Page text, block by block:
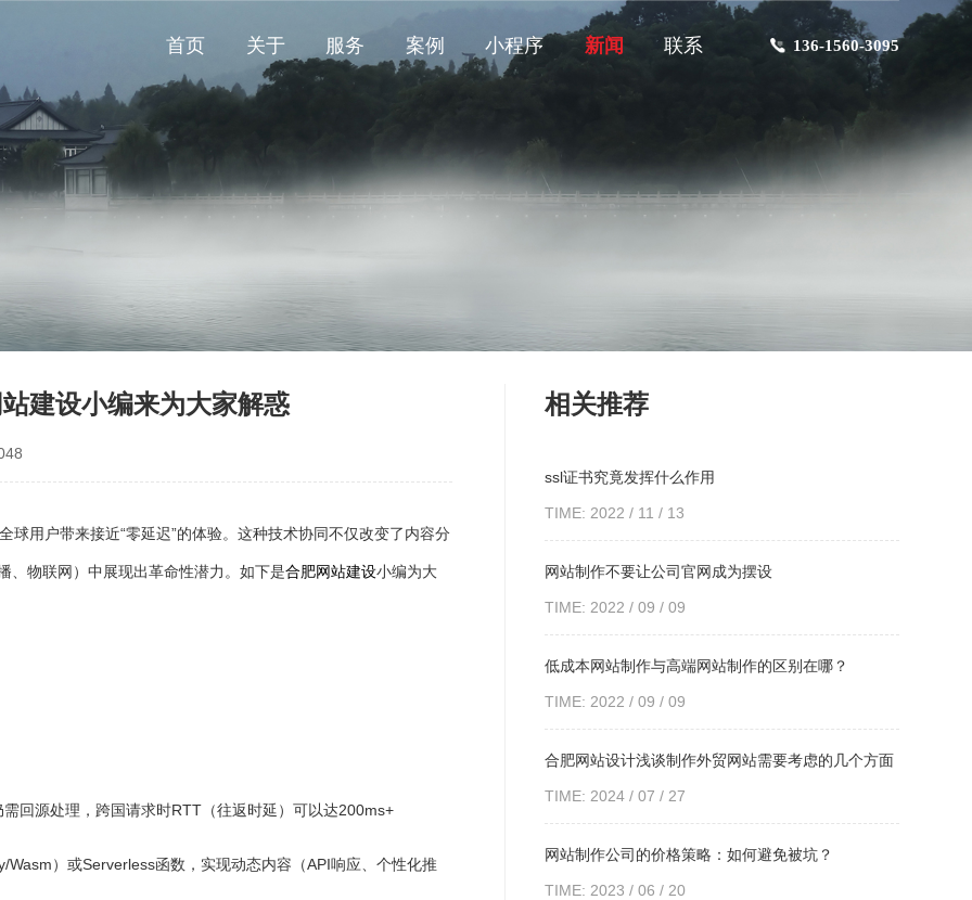
136-1560-3095
首页 关于 服务 案例 小程序 新闻 联系
建设小编来为大家解惑
用户带来接近“零延迟”的体验。这种技术协同不仅改变了内容分
、物联网）中展现出革命性潜力。如下是合肥网站建设小编为大
回源处理，跨国请求时RTT（往返时延）可以达200ms+
）或Serverless函数，实现动态内容（API响应、个性化推
相关推荐
ssl证书究竟发挥什么作用
TIME: 2022 / 11 / 13
网站制作不要让公司官网成为摆设
TIME: 2022 / 09 / 09
低成本网站制作与高端网站制作的区别在哪？
TIME: 2022 / 09 / 09
合肥网站设计浅谈制作外贸网站需要考虑的几个方面
TIME: 2024 / 07 / 27
网站制作公司的价格策略：如何避免被坑？
TIME: 2023 / 06 / 20